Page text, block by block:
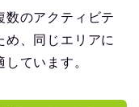
数のアクティビテ
め、同じエリアに
ています。